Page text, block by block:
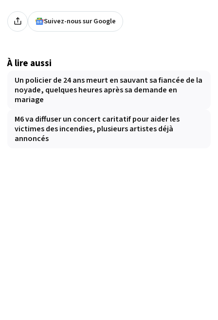
Suivez-nous sur Google
À lire aussi
Un policier de 24 ans meurt en sauvant sa fiancée de la
noyade, quelques heures après sa demande en
mariage
M6 va diffuser un concert caritatif pour aider les
victimes des incendies, plusieurs artistes déjà
annoncés